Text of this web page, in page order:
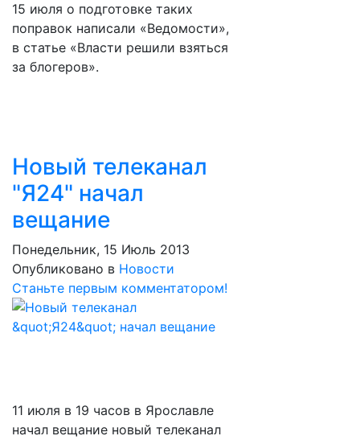
15 июля о подготовке таких
поправок написали «Ведомости»,
в статье «Власти решили взяться
за блогеров».
Новый телеканал
"Я24" начал
вещание
Понедельник, 15 Июль 2013
Опубликовано в Новости
Станьте первым комментатором!
11 июля в 19 часов в Ярославле
начал вещание новый телеканал